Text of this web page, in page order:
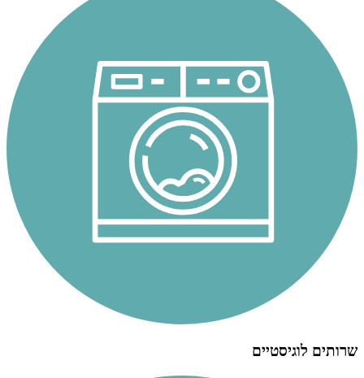
שרותים לוגיסטיים